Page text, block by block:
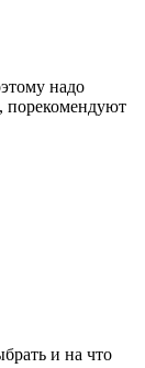
надо
порекомендуют
и на что